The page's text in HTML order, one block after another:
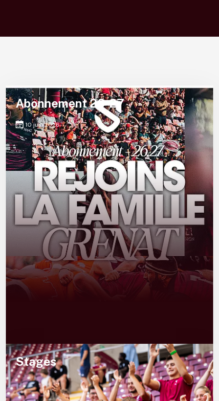
Abonnement 26-27
10 juin 2026
Stages